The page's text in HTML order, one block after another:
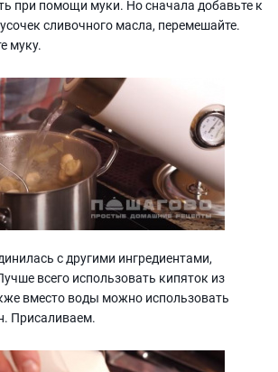
при помощи муки. Но сначала добавьте к
сливочного масла, перемешайте.
муку.
с другими ингредиентами,
всего использовать кипяток из
вместо воды можно использовать
Присаливаем.